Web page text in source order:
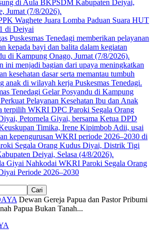
Waghete Juara Lomba Paduan Suara HUT
di Deiyai
Tenedagi Gelar Posyandu di Kampung
Pelayanan Kesehatan Ibu dan Anak
Giyai Nahkodai WKRI Paroki Segala Orang
Periode 2026–2030
Dewan Gereja Papua dan Pastor Pribumi
Papua Bukan Tanah...